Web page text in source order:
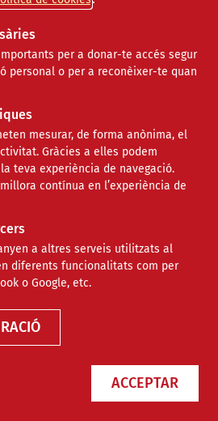
per a donar-te accés segur
personal o per a reconèixer-te quan
mesurar, de forma anònima, el
Gràcies a elles podem
teva experiència de navegació.
contínua en l’experiència de
a altres serveis utilitzats al
diferents funcionalitats com per
o Google, etc.
ACCEPTAR
torna a portar la
presó de Ponent en
de 'Traspasant